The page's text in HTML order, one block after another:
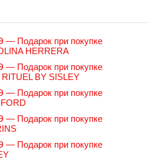
Подарок при покупке
HERRERA
Подарок при покупке
BY SISLEY
Подарок при покупке
Подарок при покупке
Подарок при покупке